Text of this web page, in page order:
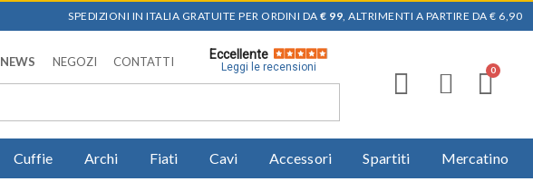
SPEDIZIONI IN ITALIA GRATUITE PER ORDINI DA € 99, ALTRIMENTI A PARTIRE DA € 6,90
NEWS NEGOZI CONTATTI
Eccellente
Leggi le recensioni
Cuffie Archi Fiati Cavi Accessori Spartiti Mercatino